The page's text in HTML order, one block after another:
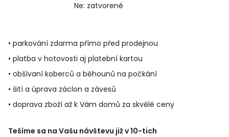
Ne: zatvorené
• parkování zdarma přímo před prodejnou
• platba v hotovosti aj platební kartou
• obšívaní koberců a běhounů na počkání
• šití a úprava záclon a závesů
• doprava zboží až k Vám domů za skvělé ceny
Tešíme sa na Vašu návštevu již v 10-tich